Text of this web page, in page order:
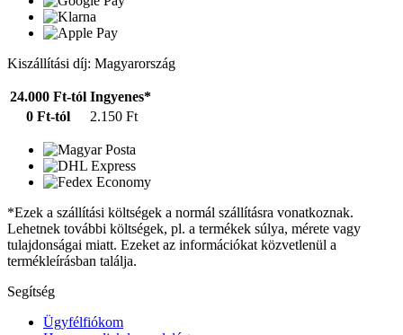
Kiszállítási díj: Magyarország
24.000 Ft-tól Ingyenes*
0 Ft-tól
2.150 Ft
*Ezek a szállítási költségek a normál szállításra vonatkoznak.
Lehetnek további költségek, pl. a termékek súlya, mérete vagy
tulajdonságai miatt. Ezeket az információkat közvetlenül a
termékleírásban találja.
Segítség
Ügyfélfiókom